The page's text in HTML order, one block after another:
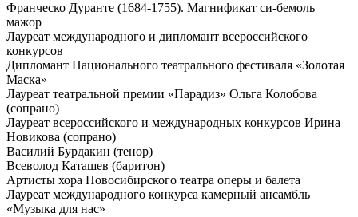
Франческо Дуранте (1684-1755). Магнификат си-бемоль
мажор
Лауреат международного и дипломант всероссийского
конкурсов
Дипломант Национального театрального фестиваля «Золотая
Маска»
Лауреат театральной премии «Парадиз» Ольга Колобова
(сопрано)
Лауреат всероссийского и международных конкурсов Ирина
Новикова (сопрано)
Василий Бурдакин (тенор)
Всеволод Каташев (баритон)
Артисты хора Новосибирского театра оперы и балета
Лауреат международного конкурса камерный ансамбль
«Музыка для нас»